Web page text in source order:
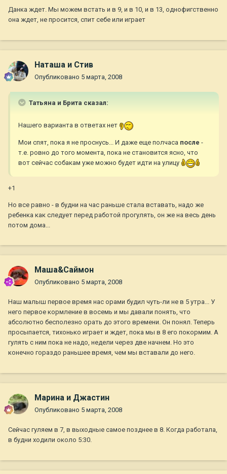
Данка ждет. Мы можем встать и в 9, и в 10, и в 13, однофигственно
она ждет, не просится, спит себе или играет
Наташа и Стив
Опубликовано 5 марта, 2008
Татьяна и Брита сказал:
Нашего варианта в ответах нет
Мои спят, пока я не проснусь... И даже еще полчаса после -
т.е. ровно до того момента, пока не становится ясно, что
вот сейчас собакам уже можно будет идти на улицу
+1
Но все равно - в будни на час раньше стала вставать, надо же
ребенка как следует перед работой прогулять, он же на весь день
потом дома...
Маша&Саймон
Опубликовано 5 марта, 2008
Наш малыш первое время нас орами будил чуть-ли не в 5 утра... У
него первое кормление в восемь и мы давали понять, что
абсолютно бесполезно орать до этого времени. Он понял. Теперь
просыпается, тихонько играет и ждет, пока мы в 8 его покормим. А
гулять с ним пока не надо, недели через две начнем. Но это
конечно гораздо раньшее время, чем мы вставали до него.
Марина и Джастин
Опубликовано 5 марта, 2008
Сейчас гуляем в 7, в выходные самое позднее в 8. Когда работала,
в будни ходили около 5:30.